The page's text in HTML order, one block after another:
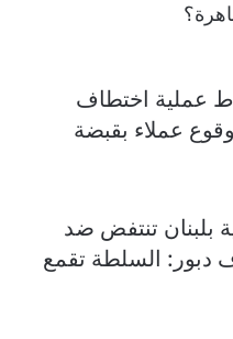
عملية اختطاف
عملاء بقبضة
بلبنان تنتفض ضد
دبور: السلطة تقمع